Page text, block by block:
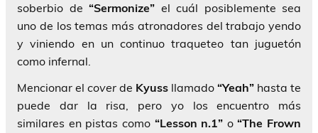
soberbio de “Sermonize” el cuál posiblemente sea
uno de los temas más atronadores del trabajo yendo
y viniendo en un continuo traqueteo tan juguetón
como infernal.
Mencionar el cover de Kyuss llamado “Yeah” hasta te
puede dar la risa, pero yo los encuentro más
similares en pistas como “Lesson n.1” o“The Frown